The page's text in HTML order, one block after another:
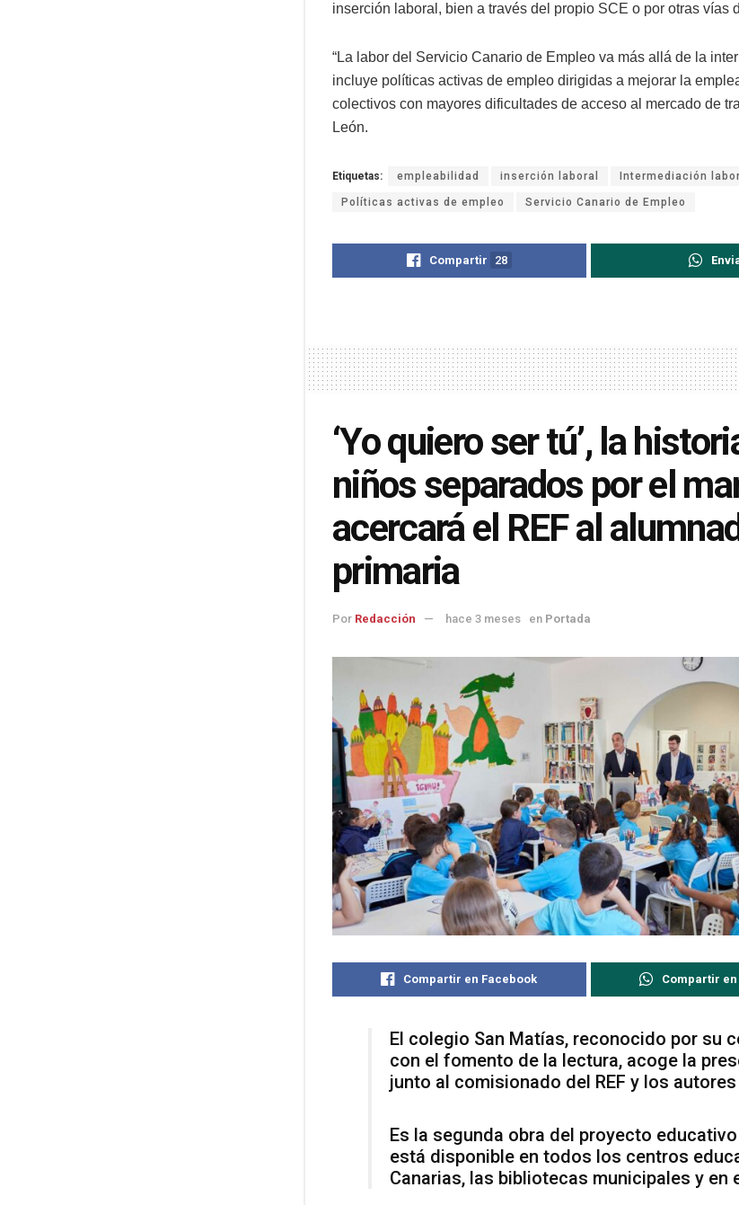
inserción laboral, bien a través del propio SCE o por otras vías
“La labor del Servicio Canario de Empleo va más allá de la
incluye políticas activas de empleo dirigidas a mejorar la
colectivos con mayores dificultades de acceso al mercado de
León.
Etiquetas: empleabilidad inserción laboral Intermediación
Políticas activas de empleo Servicio Canario de Empleo
Compartir 28
‘Yo quiero ser tú’, la
niños separados por el
acercará el REF al
primaria
Por Redacción hace 3 meses en Portada
Compartir en Facebook Compartir en
El colegio San Matías, reconocido por su
con el fomento de la lectura, acoge la
junto al comisionado del REF y los
Es la segunda obra del proyecto educativo
está disponible en todos los centros
Canarias, las bibliotecas municipales y en